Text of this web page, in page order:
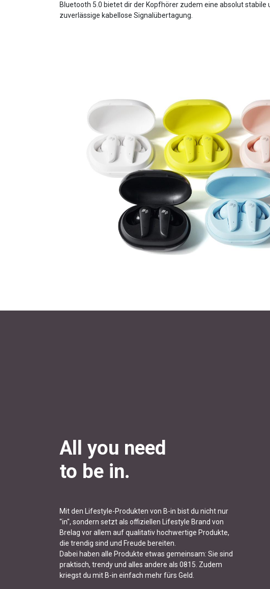
Bluetooth 5.0 bietet dir der Kopfhörer zudem eine absolut stabile
zuverlässige kabellose Signalübertagung.
All you need
to be in.
Mit den Lifestyle-Produkten von B-in bist du nicht nur
"in", sondern setzt als offiziellen Lifestyle Brand von
Brelag vor allem auf qualitativ hochwertige Produkte,
die trendig sind und Freude bereiten.
Dabei haben alle Produkte etwas gemeinsam: Sie sind
praktisch, trendy und alles andere als 0815. Zudem
kriegst du mit B-in einfach mehr fürs Geld.